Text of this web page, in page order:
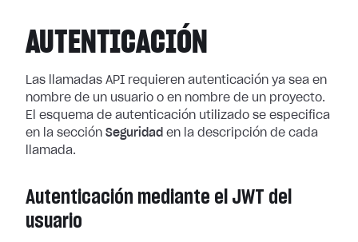
AUTENTICACIÓN
Las llamadas API requieren autenticación ya sea en
nombre de un usuario o en nombre de un proyecto.
El esquema de autenticación utilizado se especifica
en la sección Seguridad en la descripción de cada
llamada.
Autenticación mediante el JWT del
usuario